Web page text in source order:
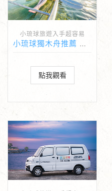
小琉球旅遊入手超容易
小琉球獨木舟推薦 鯨緯渡海洋俱樂部
點我觀看